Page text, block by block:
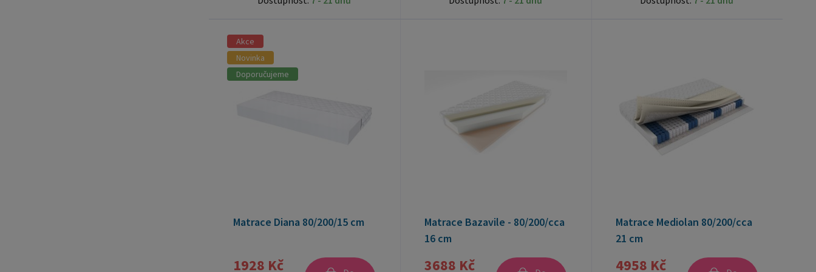
Akce
Novinka
Doporučujeme
Matrace Diana 80/200/15 cm
1928 Kč
Matrace Bazavile - 80/200/cca
16 cm
3688 Kč
Matrace Mediolan 80/200/cca
21 cm
4958 Kč